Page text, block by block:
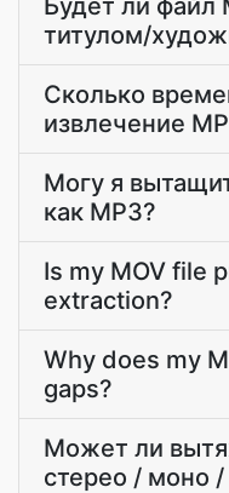
Будет ли файл
титулом/
Сколько
извлечение
Могу я
как MP3?
Is my MOV file
extraction?
Why does my
gaps?
Может ли
стерео / моно /